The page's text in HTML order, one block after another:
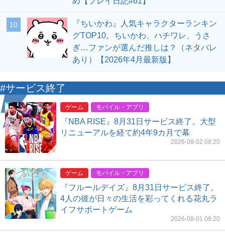
10
『ちいかわ』人気キャラクターランキン
グTOP10。ちいかわ、ハチワレ、うさ
ぎ…ファンが選んだ推しは？（ネタバレ
あり）【2026年4月最新版】
#サービス終了
ゲーム モバイル・アプリ
『NBA RISE』8月31日サービス終了。大型
リニューアルを経て約4年9カ月で幕
2026-08-02 08:20
ゲーム モバイル・アプリ
『フルールデイズ』8月31日サービス終了。
4人の彼が日々の生活を彩ってくれる花丸ラ
イフサポートゲーム
2026-08-01 08:20